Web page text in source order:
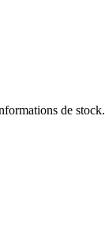
de stock.